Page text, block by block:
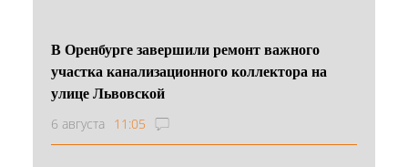
В Оренбурге завершили ремонт важного
участка канализационного коллектора на
улице Львовской
6 августа 11:05